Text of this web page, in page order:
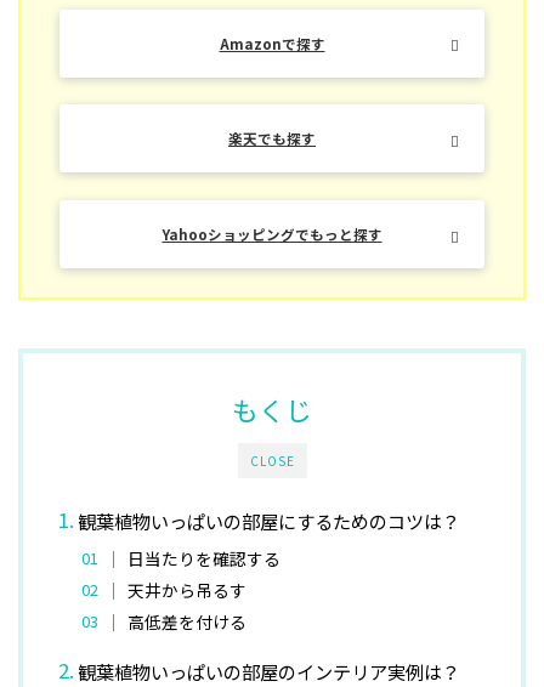
Amazonで探す
楽天でも探す
Yahooショッピングでもっと探す
CLOSE
もくじ
観葉植物いっぱいの部屋にするためのコツは？
日当たりを確認する
天井から吊るす
高低差を付ける
観葉植物いっぱいの部屋のインテリア実例は？